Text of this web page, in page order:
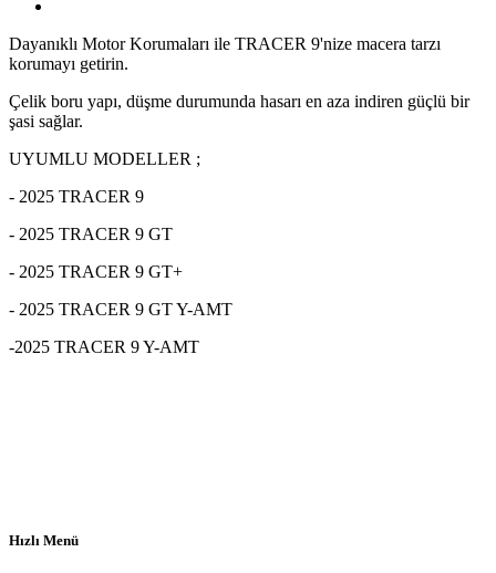
Dayanıklı Motor Korumaları ile TRACER 9'nize macera tarzı
korumayı getirin.
Çelik boru yapı, düşme durumunda hasarı en aza indiren güçlü bir
şasi sağlar.
UYUMLU MODELLER ;
- 2025 TRACER 9
- 2025 TRACER 9 GT
- 2025 TRACER 9 GT+
- 2025 TRACER 9 GT Y-AMT
-2025 TRACER 9 Y-AMT
Hızlı Menü